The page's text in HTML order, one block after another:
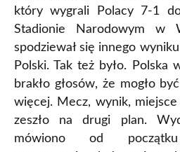
który wygrali Polacy 7-1
Stadionie Narodowym w
spodziewał się innego
Polski. Tak też było. Polska
brakło głosów, że mogło
więcej. Mecz, wynik,
zeszło na drugi plan.
mówiono od początku